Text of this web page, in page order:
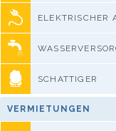
ELEKTRISCHER
SCHATTIGER
VERMIETUNGEN